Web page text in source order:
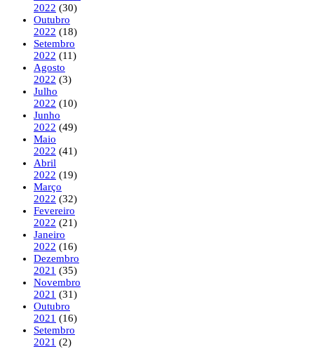
2022 (30)
Outubro
2022 (18)
Setembro
2022 (11)
Agosto
2022 (3)
Julho
2022 (10)
Junho
2022 (49)
Maio
2022 (41)
Abril
2022 (19)
Março
2022 (32)
Fevereiro
2022 (21)
Janeiro
2022 (16)
Dezembro
2021 (35)
Novembro
2021 (31)
Outubro
2021 (16)
Setembro
2021 (2)